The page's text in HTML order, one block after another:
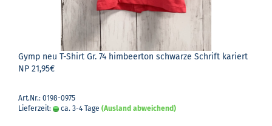
Gymp neu T-​Shirt Gr. 74 him­beer­ton schwar­ze Schrift ka­riert
NP 21,95€
Art.Nr.: 0198-0975
Lieferzeit:
ca. 3-4 Tage (Ausland abweichend)